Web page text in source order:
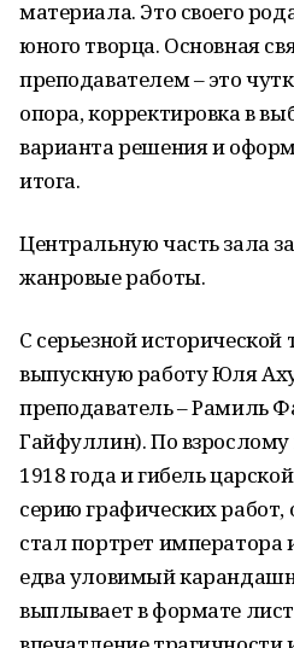
материала. Это своего
юного творца. Основная
преподавателем – это
опора, корректировка в
варианта решения и
итога.
Центральную часть зала
жанровые работы.
С серьезной исторической
выпускную работу Юля
преподаватель – Рамиль
Гайфуллин). По
1918 года и гибель
серию графических работ,
стал портрет императора
едва уловимый
выплывает в формате